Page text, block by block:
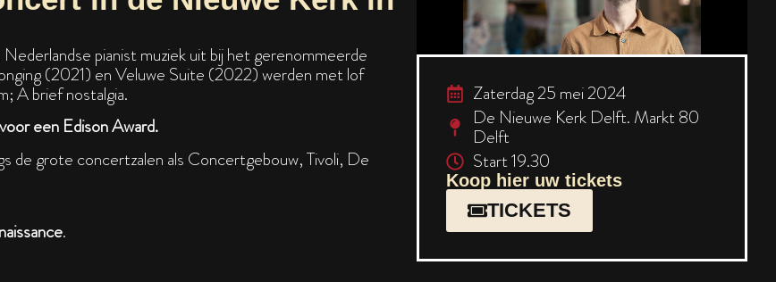
pianist muziek uit bij het gerenommeerde
(2021) en Veluwe Suite (2022) werden met lof
A brief nostalgia.
een Edison Award.
de grote concertzalen als Concertgebouw, Tivoli, De
.
Zaterdag 25 mei 2024
De Nieuwe Kerk Delft. Markt 80
Delft
Start 19.30
Koop hier uw tickets
TICKETS